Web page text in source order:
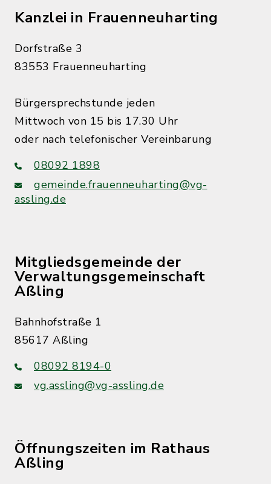
Kanzlei in Frauenneuharting
Dorfstraße 3
83553 Frauenneuharting
Bürgersprechstunde jeden
Mittwoch von 15 bis 17.30 Uhr
oder nach telefonischer Vereinbarung
08092 1898
gemeinde.frauenneuharting@vg-
assling.de
Mitgliedsgemeinde der
Verwaltungsgemeinschaft
Aßling
Bahnhofstraße 1
85617 Aßling
08092 8194-0
vg.assling@vg-assling.de
Öffnungszeiten im Rathaus
Aßling